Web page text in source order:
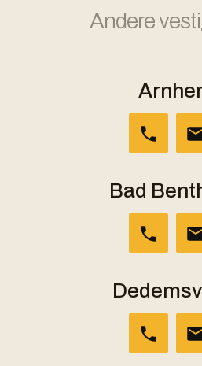
Andere
Bad